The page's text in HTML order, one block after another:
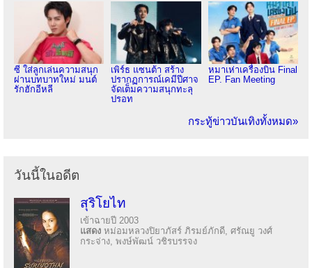
ซี ใส่ลูกเล่นความสนุก
ผ่านบทบาทใหม่ มนต์
รักฮักอีหลี
เพิร์ธ แซนต้า สร้าง
ปรากฏการณ์เคมีปีศาจ
จัดเต็มความสนุกทะลุ
ปรอท
หมาเห่าเครื่องบิน Final
EP. Fan Meeting
กระทู้ข่าวบันเทิงทั้งหมด»
วันนี้ในอดีต
สุริโยไท
เข้าฉายปี 2003
แสดง หม่อมหลวงปิยาภัสร์ ภิรมย์ภักดี, ศรัณยู วงศ์
กระจ่าง, พงษ์พัฒน์ วชิรบรรจง